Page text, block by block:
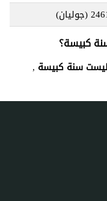
(جوليان)
,